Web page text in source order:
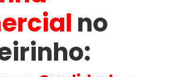
no